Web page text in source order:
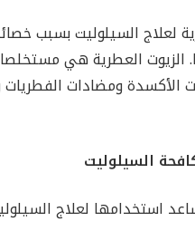
لعلاج السيلوليت بسبب
الزيوت العطرية هي
الأكسدة ومضادات
السيلوليت
استخدامها لعلاج